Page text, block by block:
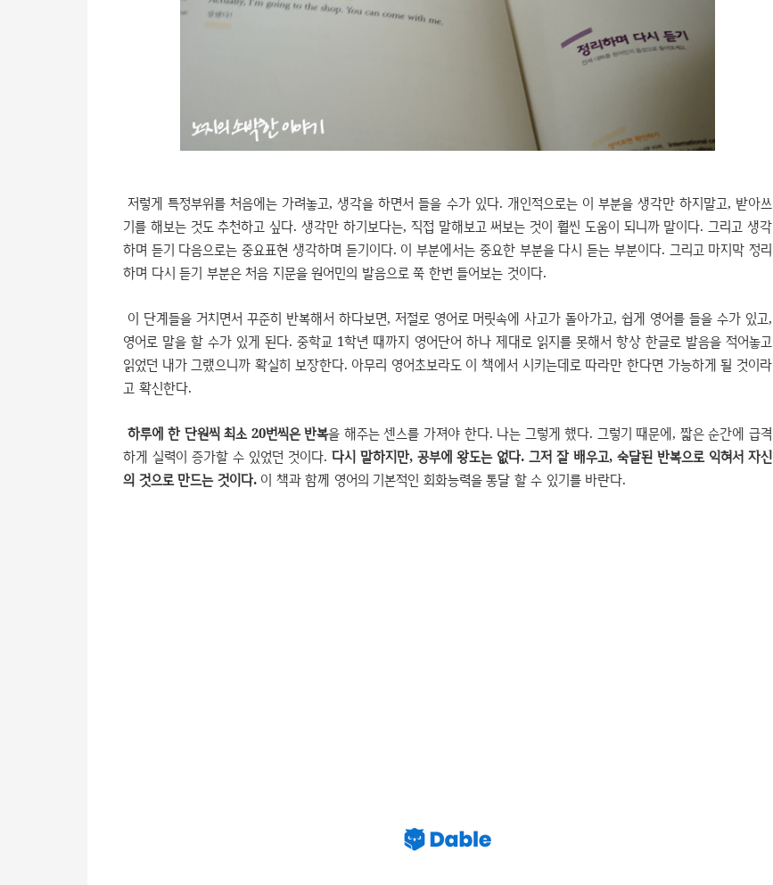
저렇게 특정부위를 처음에는 가려놓고, 생각을 하면서 들을 수가 있다. 개인적으로는 이 부분을 생각만 하지말고, 받아쓰
기를 해보는 것도 추천하고 싶다. 생각만 하기보다는, 직접 말해보고 써보는 것이 훨씬 도움이 되니까 말이다. 그리고 생각
하며 듣기 다음으로는 중요표현 생각하며 듣기이다. 이 부분에서는 중요한 부분을 다시 듣는 부분이다. 그리고 마지막 정리
하며 다시 듣기 부분은 처음 지문을 원어민의 발음으로 쭉 한번 들어보는 것이다.
이 단계들을 거치면서 꾸준히 반복해서 하다보면, 저절로 영어로 머릿속에 사고가 돌아가고, 쉽게 영어를 들을 수가 있고,
영어로 말을 할 수가 있게 된다. 중학교 1학년 때까지 영어단어 하나 제대로 읽지를 못해서 항상 한글로 발음을 적어놓고
읽었던 내가 그랬으니까 확실히 보장한다. 아무리 영어초보라도 이 책에서 시키는데로 따라만 한다면 가능하게 될 것이라
고 확신한다.
하루에 한 단원씩 최소 20번씩은 반복을 해주는 센스를 가져야 한다. 나는 그렇게 했다. 그렇기 때문에, 짧은 순간에 급격
하게 실력이 증가할 수 있었던 것이다. 다시 말하지만, 공부에 왕도는 없다. 그저 잘 배우고, 숙달된 반복으로 익혀서 자신
의 것으로 만드는 것이다.이 책과 함께 영어의 기본적인 회화능력을 통달 할 수 있기를 바란다.